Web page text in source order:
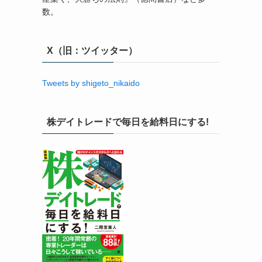
数。
X（旧：ツイッター）
Tweets by shigeto_nikaido
株デイトレードで毎日を給料日にする!